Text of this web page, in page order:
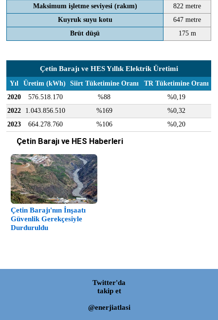
Maksimum işletme seviyesi (rakım)
822 metre
Kuyruk suyu kotu
647 metre
Brüt düşü
175 m
Çetin Barajı ve HES Yıllık Elektrik Üretimi
Yıl Üretim (kWh) Siirt Tüketimine Oranı
TR Tüketimine Oranı
2020
576.518.170 %88
%0,19
2022
1.043.856.510 %169
%0,32
2023
664.278.760 %106 %0,20
Çetin Barajı ve HES Haberleri
Çetin Barajı'nın İnşaatı
Güvenlik Gerekçesiyle
Durduruldu
Twitter'da
takip et
@enerjiatlasi